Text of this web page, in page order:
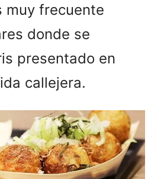
muy frecuente
donde se
presentado en
callejera.